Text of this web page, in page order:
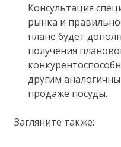
Консультация
рынка и
плане будет
получения
другим
продаже посуды.
Загляните также: